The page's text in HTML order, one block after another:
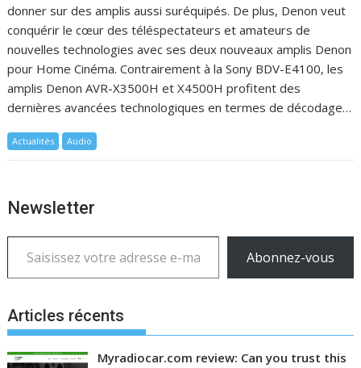
donner sur des amplis aussi suréquipés. De plus, Denon veut
conquérir le cœur des téléspectateurs et amateurs de
nouvelles technologies avec ses deux nouveaux amplis Denon
pour Home Cinéma. Contrairement à la Sony BDV-E4100, les
amplis Denon AVR-X3500H et X4500H profitent des
dernières avancées technologiques en termes de décodage…
Actualités Audio
Newsletter
Saisissez votre adresse e-mail…
Abonnez-vous
Articles récents
Myradiocar.com review: Can you trust this